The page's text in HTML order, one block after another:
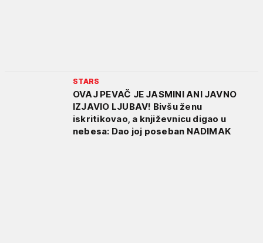
STARS
OVAJ PEVAČ JE JASMINI ANI JAVNO
IZJAVIO LJUBAV! Bivšu ženu
iskritikovao, a književnicu digao u
nebesa: Dao joj poseban NADIMAK